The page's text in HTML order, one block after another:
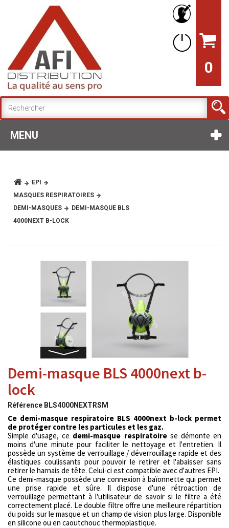
0
MENU
EPI
MASQUES RESPIRATOIRES
DEMI-MASQUES
DEMI-MASQUE BLS
4000NEXT B-LOCK
Demi-masque BLS 4000next b-
lock
Référence BLS4000NEXTRSM
Ce demi-masque respiratoire BLS 4000next b-lock permet
de protéger contre les particules et les gaz.
Simple d'usage, ce demi-masque respiratoire se démonte en
moins d'une minute pour faciliter le nettoyage et l'entretien. Il
possède un système de verrouillage / déverrouillage rapide et des
élastiques coulissants pour pouvoir le retirer et l'abaisser sans
retirer le harnais de tête. Celui-ci est compatible avec d'autres EPI.
Ce demi-masque possède une connexion à baïonnette qui permet
une prise rapide et sûre. Il dispose d'une rétroaction de
verrouillage permettant à l'utilisateur de savoir si le filtre a été
correctement placé. Le double filtre offre une meilleure répartition
du poids sur le masque et un champ de vision plus large. Disponible
en silicone ou en caoutchouc thermoplastique.